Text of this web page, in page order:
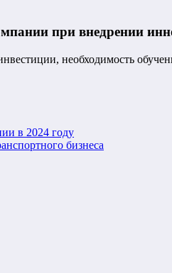
при внедрении
необходимость
в 2024 году
бизнеса